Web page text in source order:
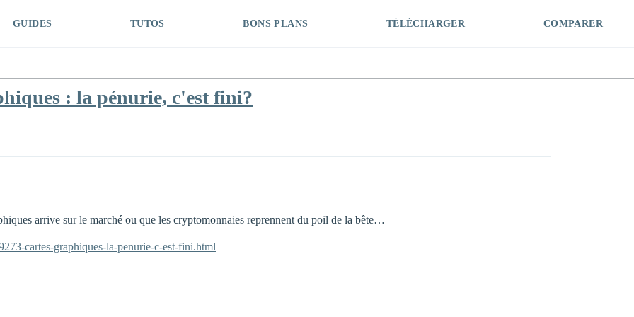
GUIDES TUTOS BONS PLANS TÉLÉCHARGER COMPARER
: la pénurie, c'est fini?
arrive sur le marché ou que les cryptomonnaies reprennent du poil de la bête…
cartes-graphiques-la-penurie-c-est-fini.html